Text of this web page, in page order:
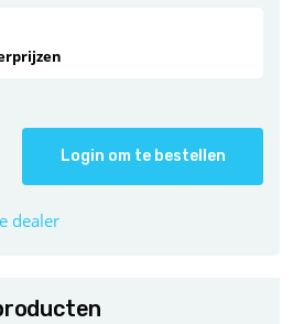
Login om te bestellen
dealer